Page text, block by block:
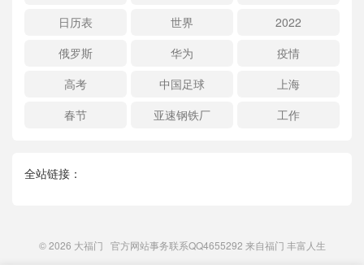
日历表
世界
2022
俄罗斯
华为
疫情
高考
中国足球
上海
春节
亚速钢铁厂 工作
全站链接：
© 2026 大福门 官方网站事务联系QQ4655292 来自福门 丰富人生